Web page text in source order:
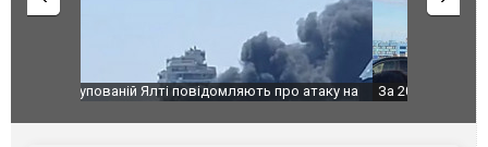
За 2000 кілометрів від кордону з Україною: в
склад Wildberries. ФОТО. ВІДЕО
В